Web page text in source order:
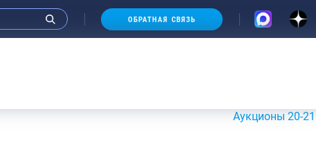
ОБРАТНАЯ СВЯЗЬ
Аукционы 20-21 июля